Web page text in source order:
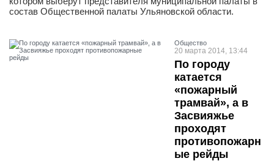
состав Общественной палаты Ульяновской области.
Общество
20 марта 2014, 13:44
По городу
катается
«пожарный
трамвай», а в
Засвияжье
проходят
противопожарн
ые рейды